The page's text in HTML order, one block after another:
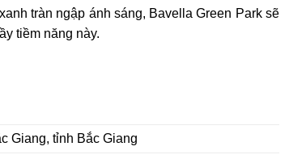
tràn ngập ánh sáng, Bavella Green Park sẽ
tiềm năng này.
Giang, tỉnh Bắc Giang